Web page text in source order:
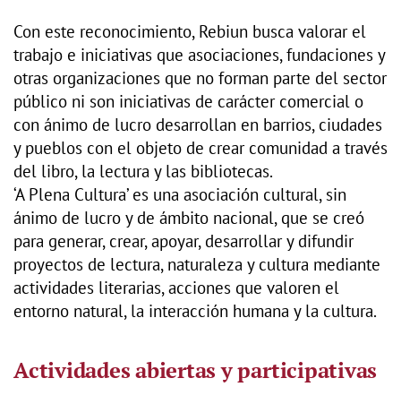
Con este reconocimiento, Rebiun busca valorar el
trabajo e iniciativas que asociaciones, fundaciones y
otras organizaciones que no forman parte del sector
público ni son iniciativas de carácter comercial o
con ánimo de lucro desarrollan en barrios, ciudades
y pueblos con el objeto de crear comunidad a través
del libro, la lectura y las bibliotecas.
‘A Plena Cultura’ es una asociación cultural, sin
ánimo de lucro y de ámbito nacional, que se creó
para generar, crear, apoyar, desarrollar y difundir
proyectos de lectura, naturaleza y cultura mediante
actividades literarias, acciones que valoren el
entorno natural, la interacción humana y la cultura.
Actividades abiertas y participativas